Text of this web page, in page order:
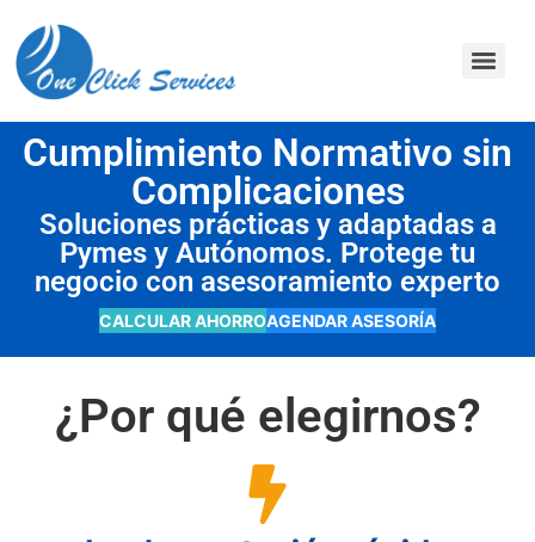
Cumplimiento Normativo sin
Complicaciones
Soluciones prácticas y adaptadas a
Pymes y Autónomos. Protege tu
negocio con asesoramiento experto
CALCULAR AHORROAGENDAR ASESORÍA
¿Por qué elegirnos?